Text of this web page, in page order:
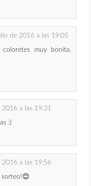
de 2016 a las 19:05
muy bonita.
a las 19:31
:)
a las 19:56
sorteo!😊